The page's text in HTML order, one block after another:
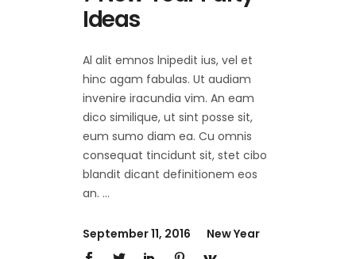
Ideas
Al alit emnos lnipedit ius, vel et
hinc agam fabulas. Ut audiam
invenire iracundia vim. An eam
dico similique, ut sint posse sit,
eum sumo diam ea. Cu omnis
consequat tincidunt sit, stet cibo
blandit dicant definitionem eos
an.
September 11, 2016 New Year